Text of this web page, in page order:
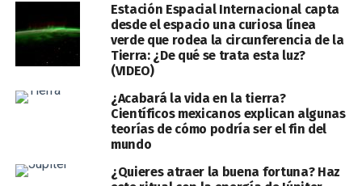
Estación Espacial Internacional capta
desde el espacio una curiosa línea
verde que rodea la circunferencia de la
Tierra: ¿De qué se trata esta luz?
(VIDEO)
¿Acabará la vida en la tierra?
Científicos mexicanos explican algunas
teorías de cómo podría ser el fin del
mundo
¿Quieres atraer la buena fortuna? Haz